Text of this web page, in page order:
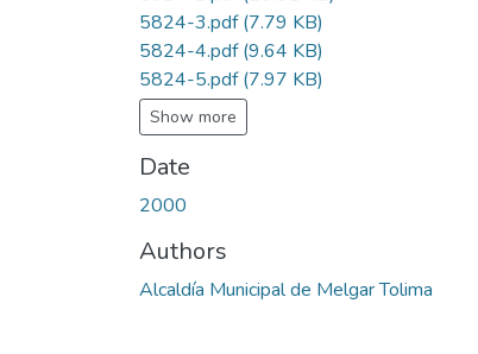
5824-3.pdf(7.79 KB)
5824-4.pdf(9.64 KB)
5824-5.pdf(7.97 KB)
Show more
Date
2000
Authors
Alcaldía Municipal de Melgar Tolima